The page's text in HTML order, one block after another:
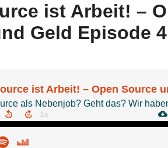
ist Arbeit! –
Geld Episode 4